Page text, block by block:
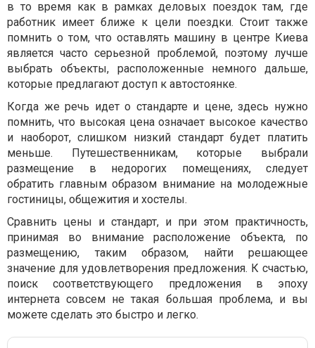
в то время как в рамках деловых поездок там, где
работник имеет ближе к цели поездки. Стоит также
помнить о том, что оставлять машину в центре Киева
является часто серьезной проблемой, поэтому лучше
выбрать объекты, расположенные немного дальше,
которые предлагают доступ к автостоянке.
Когда же речь идет о стандарте и цене, здесь нужно
помнить, что высокая цена означает высокое качество
и наоборот, слишком низкий стандарт будет платить
меньше. Путешественникам, которые выбрали
размещение в недорогих помещениях, следует
обратить главным образом внимание на молодежные
гостиницы, общежития и хостелы.
Сравнить цены и стандарт, и при этом практичность,
принимая во внимание расположение объекта, по
размещению, таким образом, найти решающее
значение для удовлетворения предложения. К счастью,
поиск соответствующего предложения в эпоху
интернета совсем не такая большая проблема, и вы
можете сделать это быстро и легко.